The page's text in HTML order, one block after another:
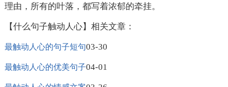
理由，所有的叶落，都写着浓郁的牵挂。
【什么句子触动人心】相关文章：
最触动人心的句子短句03-30
最触动人心的优美句子04-01